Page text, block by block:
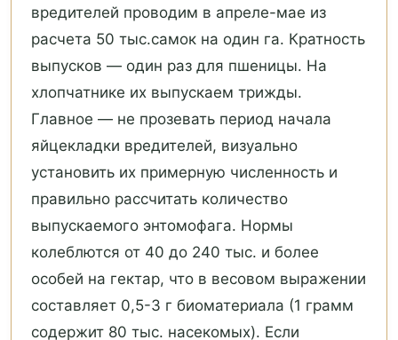
вредителей проводим в апреле-мае из
расчета 50 тыс.самок на один га. Кратность
выпусков — один раз для пшеницы. На
хлопчатнике их выпускаем трижды.
Главное — не прозевать период начала
яйцекладки вредителей, визуально
установить их примерную численность и
правильно рассчитать количество
выпускаемого энтомофага. Нормы
колеблются от 40 до 240 тыс. и более
особей на гектар, что в весовом выражении
составляет 0,5-3 г биоматериала (1 грамм
содержит 80 тыс. насекомых). Если